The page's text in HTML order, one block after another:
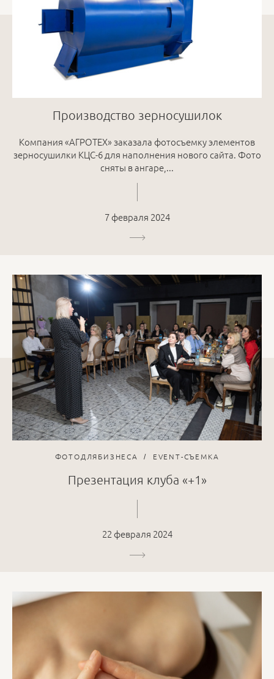
Производство зерносушилок
Компания «АГРОТЕХ» заказала фотосъемку элементов
зерносушилки КЦС-6 для наполнения нового сайта. Фото
сняты в ангаре,...
7 февраля 2024
ФОТОДЛЯБИЗНЕСА EVENT-СЪЕМКА
Презентация клуба «+1»
22 февраля 2024